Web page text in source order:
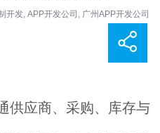
开发,APP开发公司 , 广州APP开发公司
供应商、采购、库存与